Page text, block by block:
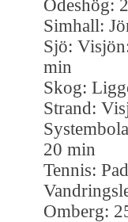
Ödeshög:
Simhall:
Sjö:
min
Skog:
Strand:
20 min
Tennis:
Omberg: